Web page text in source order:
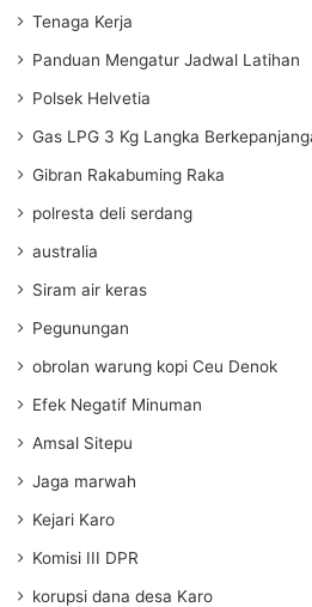
Tenaga Kerja
Panduan Mengatur Jadwal Latihan
Polsek Helvetia
Gas LPG 3 Kg Langka
Gibran Rakabuming Raka
polresta deli serdang
australia
Siram air keras
Pegunungan
obrolan warung kopi Ceu Denok
Efek Negatif Minuman
Amsal Sitepu
Jaga marwah
Kejari Karo
Komisi III DPR
korupsi dana desa Karo